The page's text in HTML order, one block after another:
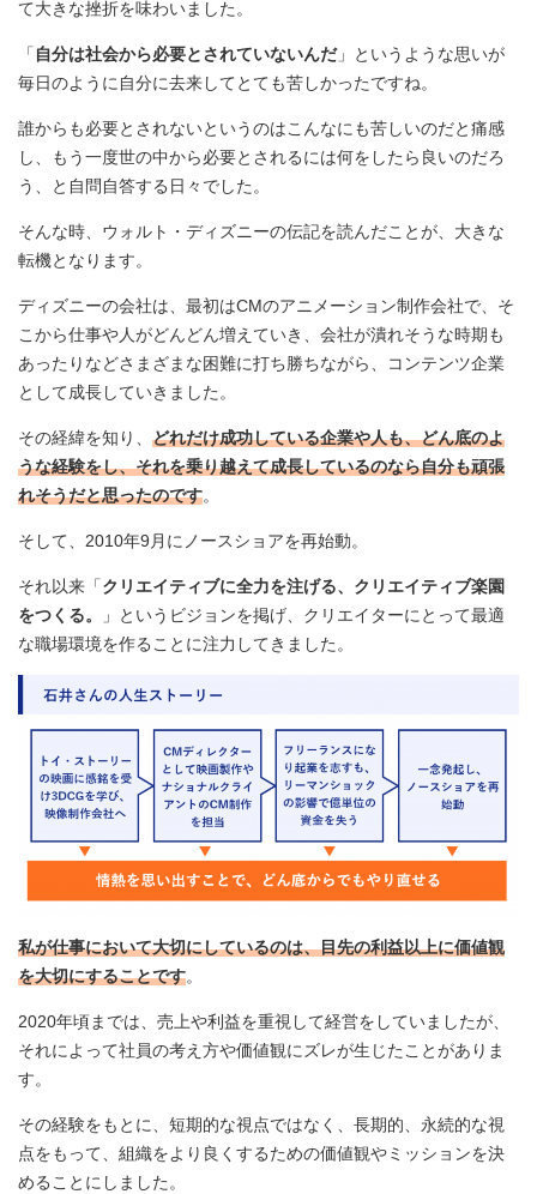
て大きな挫折を味わいました。
「 自分は社会から必要とされていないんだ」というような思いが
毎日のように自分に去来してとても苦しかったですね。
誰からも必要とされないというのはこんなにも苦しいのだと痛感
し、もう一度世の中から必要とされるには何をしたら良いのだろ
う、と自問自答する日々でした。
そんな時、ウォルト・ディズニーの伝記を読んだことが、大きな
転機となります。
ディズニーの会社は、最初はCMのアニメーション制作会社で、そ
こから仕事や人がどんどん増えていき、会社が潰れそうな時期も
あったりなどさまざまな困難に打ち勝ちながら、コンテンツ企業
として成長していきました。
その経緯を知り、 どれだけ成功している企業や人も、どん底のよ
うな経験をし、それを乗り越えて成長しているのなら自分も頑張
れそうだと思ったのです。
そして、2010年9月にノースショアを再始動。
それ以来「クリエイティブに全力を注げる、クリエイティブ楽園
をつくる。
」というビジョンを掲げ、クリエイターにとって最適
な職場環境を作ることに注力してきました。
私が仕事において大切にしているのは、目先の利益以上に価値観
を大切にすることです。
2020年頃までは、売上や利益を重視して経営をしていましたが、
それによって社員の考え方や価値観にズレが生じたことがありま
す。
その経験をもとに、短期的な視点ではなく、長期的、永続的な視
点をもって、組織をより良くするための価値観やミッションを決
めることにしました。